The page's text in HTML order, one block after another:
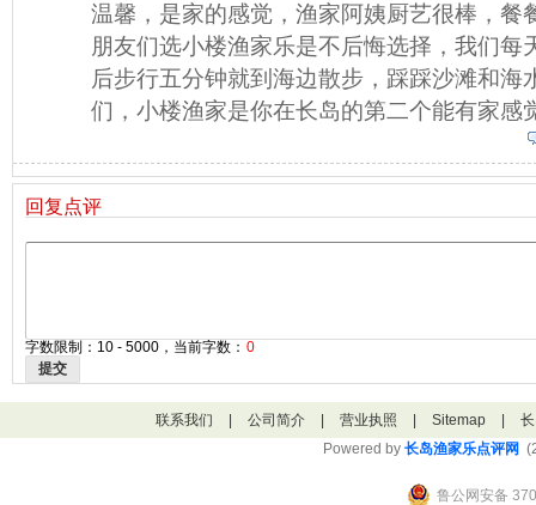
温馨，是家的感觉，渔家阿姨厨艺很棒，餐
朋友们选小楼渔家乐是不后悔选择，我们每
后步行五分钟就到海边散步，踩踩沙滩和海
们，小楼渔家是你在长岛的第二个能有家感
回复点评
字数限制：10 - 5000，当前字数： 0
提交
联系我们 公司简介 营业执照 Sitemap
Powered by 长岛渔家乐点评网
鲁公网安备